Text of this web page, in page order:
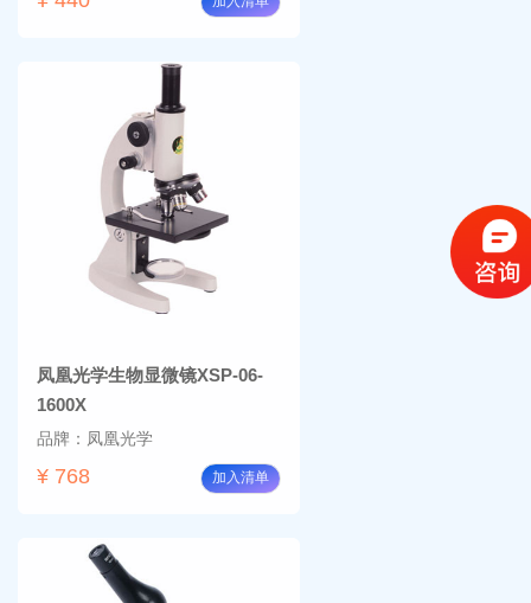
凤凰光学生物显微镜XSP-06-
1600X
品牌：凤凰光学
¥ 768 加入清单